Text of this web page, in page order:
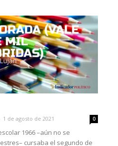
1 de agosto de 2021 0
1966 –aún no se
cursaba el segundo de